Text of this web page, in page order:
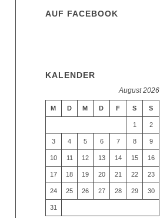
AUF FACEBOOK
KALENDER
August 2026
M D M D F S S
1 2
3 4 5 6 7 8 9
10 11 12 13 14 15 16
17 18 19 20 21 22 23
24 25 26 27 28 29 30
31